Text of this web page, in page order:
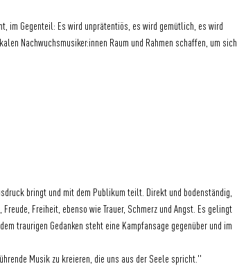
im Gegenteil: Es wird unprätentiös, es wird gemütlich, es wird
Nachwuchsmusiker:innen Raum und Rahmen schaffen, um sich
bringt und mit dem Publikum teilt. Direkt und bodenständig,
Freiheit, ebenso wie Trauer, Schmerz und Angst. Es gelingt
traurigen Gedanken steht eine Kampfansage gegenüber und im
Musik zu kreieren, die uns aus der Seele spricht."